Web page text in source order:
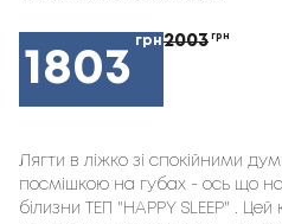
1803
грн2003 грн
Лягти в ліжко зі спокійними
посмішкою на губах - ось що
білизни ТЕП "HAPPY SLEEP" .